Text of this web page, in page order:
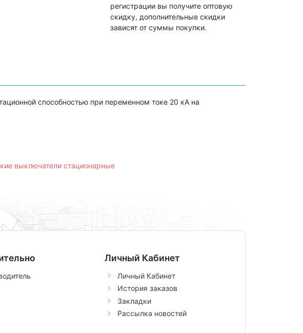
регистрации вы получите оптовую
скидку, дополнительные скидки
зависят от суммы покупки.
способностью при переменном токе 20 кА на
выключатели стационарные
Личный Кабинет
Личный Кабинет
История заказов
Закладки
Рассылка новостей